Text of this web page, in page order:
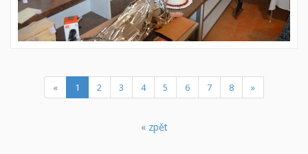
« 1 (current)
2 3 4 5 6 7 8 »
« zpět